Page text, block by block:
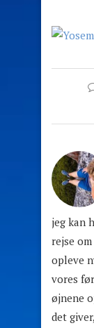
jeg kan
rejse
opleve
vores
øjnene
det